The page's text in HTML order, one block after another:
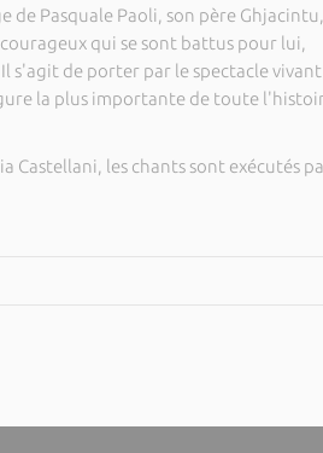
Pasquale Paoli, son père Ghjacintu,
qui se sont battus pour lui,
s'agit de porter par le spectacle
la plus importante de toute
Castellani, les chants sont exécutés